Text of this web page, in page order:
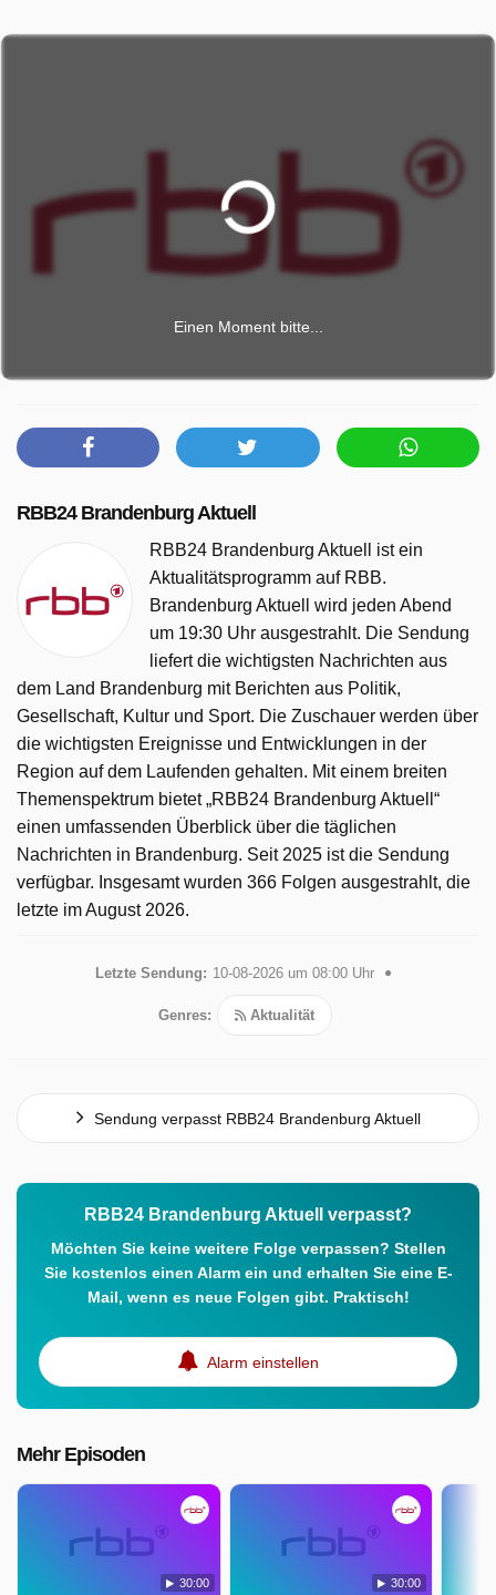
Einen Moment bitte...
RBB24 Brandenburg Aktuell
RBB24 Brandenburg Aktuell ist ein
Aktualitätsprogramm auf RBB.
Brandenburg Aktuell wird jeden Abend
um 19:30 Uhr ausgestrahlt. Die Sendung
liefert die wichtigsten Nachrichten aus
dem Land Brandenburg mit Berichten aus Politik,
Gesellschaft, Kultur und Sport. Die Zuschauer werden über
die wichtigsten Ereignisse und Entwicklungen in der
Region auf dem Laufenden gehalten. Mit einem breiten
Themenspektrum bietet „RBB24 Brandenburg Aktuell“
einen umfassenden Überblick über die täglichen
Nachrichten in Brandenburg. Seit 2025 ist die Sendung
verfügbar. Insgesamt wurden 366 Folgen ausgestrahlt, die
letzte im August 2026.
Letzte Sendung: 10-08-2026 um 08:00 Uhr
Genres: Aktualität
Sendung verpasst RBB24 Brandenburg Aktuell
RBB24 Brandenburg Aktuell verpasst?
Möchten Sie keine weitere Folge verpassen? Stellen
Sie kostenlos einen Alarm ein und erhalten Sie eine E-
Mail, wenn es neue Folgen gibt. Praktisch!
Alarm einstellen
Mehr Episoden
30:00 30:00